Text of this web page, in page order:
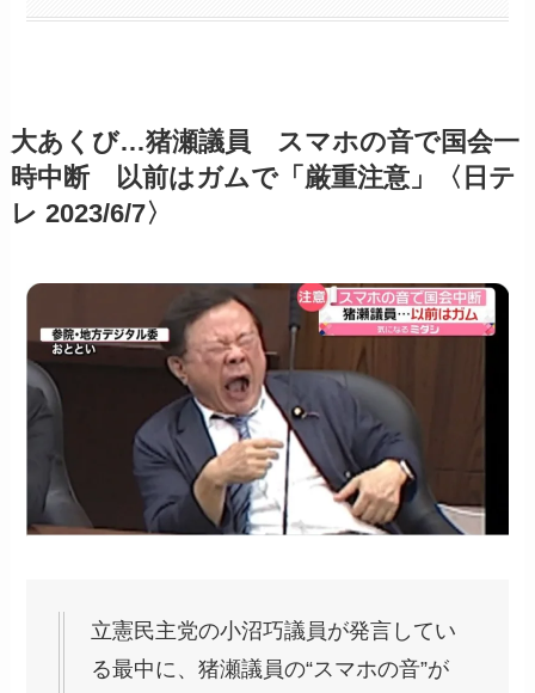
大あくび…猪瀬議員 スマホの音で国会一
時中断 以前はガムで「厳重注意」〈日テ
レ 2023/6/7〉
立憲民主党の小沼巧議員が発言してい
る最中に、猪瀬議員の“スマホの音”が